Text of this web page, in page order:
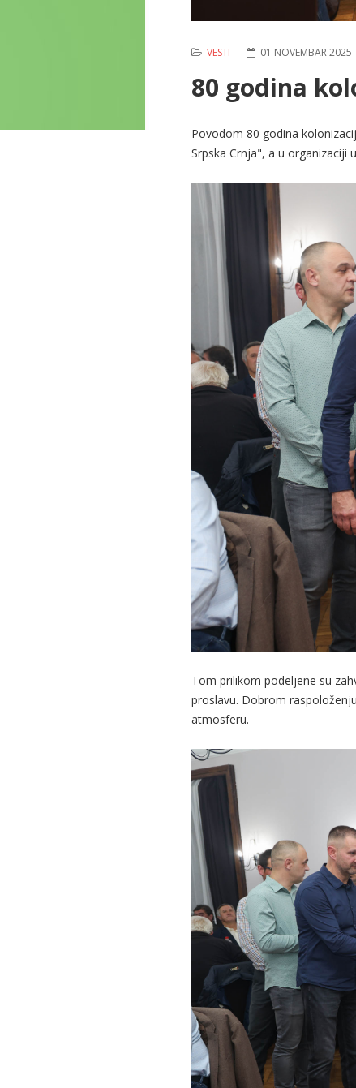
VESTI 01 NOVEMBAR 2025
80 godina
Povodom 80 godina
Srpska Crnja", a u organizaciji
Tom prilikom podeljene su
proslavu. Dobrom
atmosferu.